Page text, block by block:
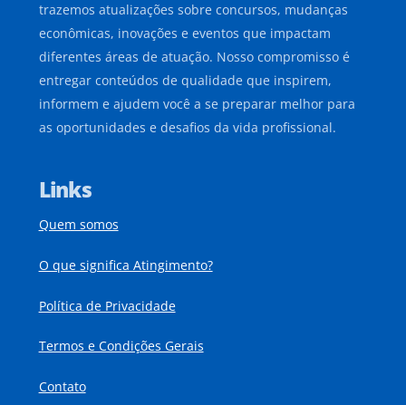
trazemos atualizações sobre concursos, mudanças
econômicas, inovações e eventos que impactam
diferentes áreas de atuação. Nosso compromisso é
entregar conteúdos de qualidade que inspirem,
informem e ajudem você a se preparar melhor para
as oportunidades e desafios da vida profissional.
Links
Quem somos
O que significa Atingimento?
Política de Privacidade
Termos e Condições Gerais
Contato